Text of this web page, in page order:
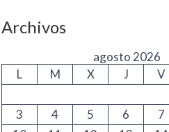
Archivos
agosto 2026
L
M X J V
3
4 5 6 7